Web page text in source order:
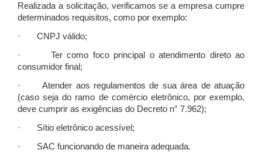
Realizada a solicitação, verificamos se a empresa cumpre
determinados requisitos, como por exemplo:
· CNPJ válido;
· Ter como foco principal o atendimento direto ao
consumidor final;
· Atender aos regulamentos de sua área de atuação
(caso seja do ramo de comércio eletrônico, por exemplo,
deve cumprir as exigências do Decreto n° 7.962);
· Sítio eletrônico acessível;
· SAC funcionando de maneira adequada.